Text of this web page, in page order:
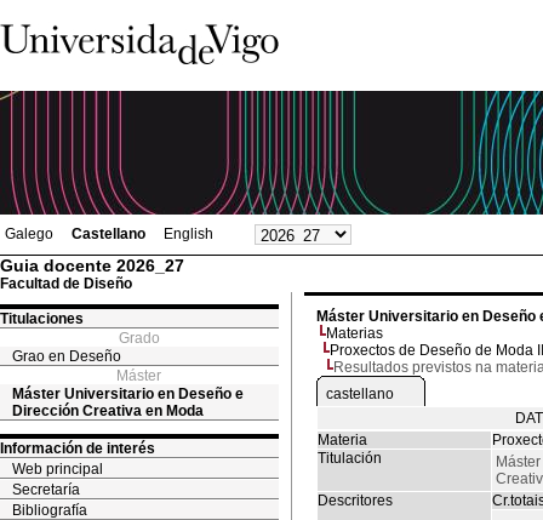
Galego Castellano English
Guia docente 2026_27
Facultad de Diseño
Titulaciones
Grado
Grao en Deseño
Máster
Máster Universitario en Deseño e
Dirección Creativa en Moda
Información de interés
Web principal
Secretaría
Bibliografía
Máster Universitario en Deseño
Materias
Proxectos de Deseño de Moda II
Resultados previstos na
castellano
Materia
Titulación
Descritores